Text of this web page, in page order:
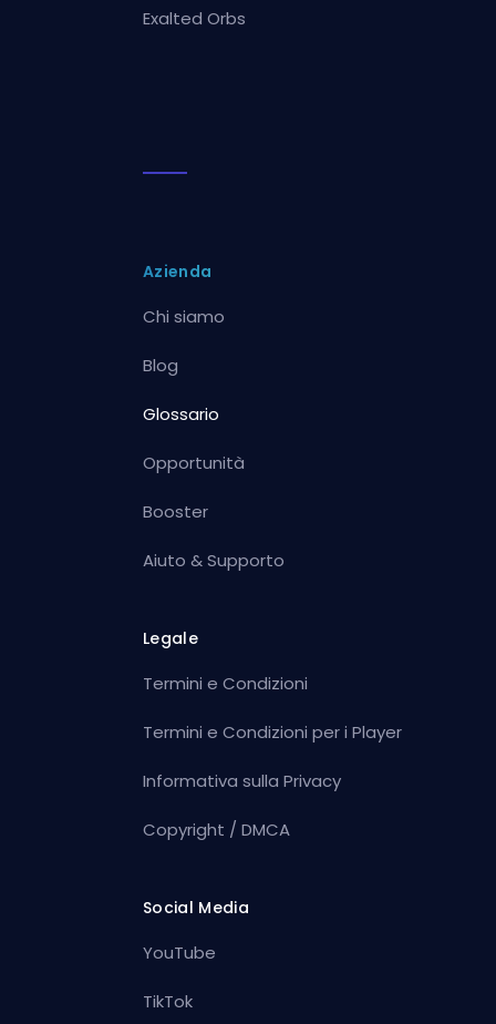
Exalted Orbs
Azienda
Chi siamo
Blog
Glossario
Opportunità
Booster
Aiuto & Supporto
Legale
Termini e Condizioni
Termini e Condizioni per i Player
Informativa sulla Privacy
Copyright / DMCA
Social Media
YouTube
TikTok